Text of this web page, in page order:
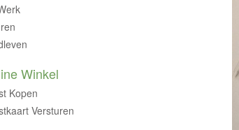
Winkel
Kopen
Versturen